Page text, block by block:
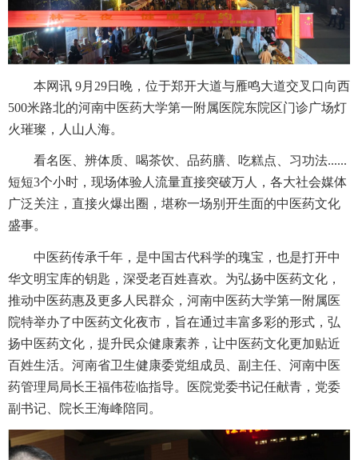
本网讯 9月29日晚，位于郑开大道与雁鸣大道交叉口向西
500米路北的河南中医药大学第一附属医院东院区门诊广场灯
火璀璨，人山人海。
看名医、辨体质、喝茶饮、品药膳、吃糕点、习功法......
短短3个小时，现场体验人流量直接突破万人，各大社会媒体
广泛关注，直接火爆出圈，堪称一场别开生面的中医药文化
盛事。
中医药传承千年，是中国古代科学的瑰宝，也是打开中
华文明宝库的钥匙，深受老百姓喜欢。为弘扬中医药文化，
推动中医药惠及更多人民群众，河南中医药大学第一附属医
院特举办了中医药文化夜市，旨在通过丰富多彩的形式，弘
扬中医药文化，提升民众健康素养，让中医药文化更加贴近
百姓生活。河南省卫生健康委党组成员、副主任、河南中医
药管理局局长王福伟莅临指导。医院党委书记任献青，党委
副书记、院长王海峰陪同。